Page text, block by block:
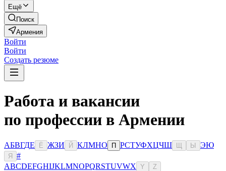
Ещё
Поиск
Армения
Войти
Войти
Создать резюме
Работа и вакансии
по профессии в Армении
АБВГДЕ Ё ЖЗИ Й КЛМНО П РСТУФХЦЧШ Ы ЭЮ
Я
#
ABCDEFGHIJKLMNOPQRSTUVWX Y Z